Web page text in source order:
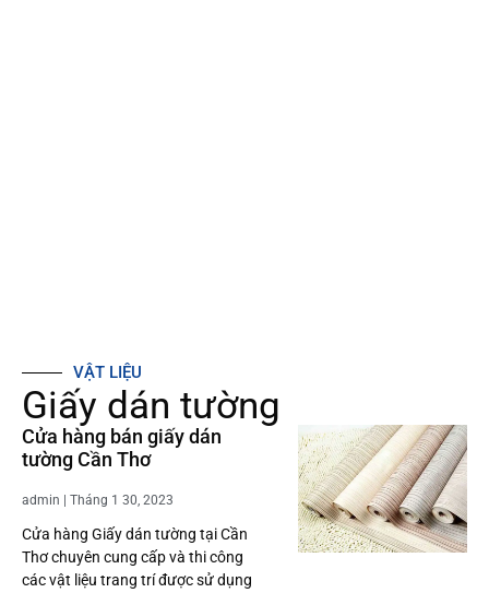
VẬT LIỆU
Giấy dán tường
Cửa hàng bán giấy dán
tường Cần Thơ
admin Tháng 1 30, 2023
Cửa hàng Giấy dán tường tại Cần
Thơ chuyên cung cấp và thi công
các vật liệu trang trí được sử dụng